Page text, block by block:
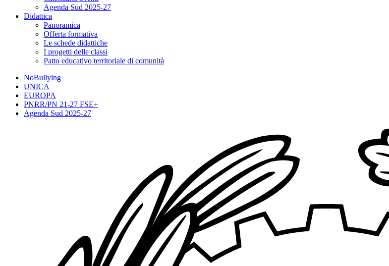
Agenda Sud 2025-27
Didattica
Panoramica
Offerta formativa
Le schede didattiche
I progetti delle classi
Patto educativo territoriale di comunità
NoBullying
UNICA
EUROPA
PNRR/PN 21-27 FSE+
Agenda Sud 2025-27